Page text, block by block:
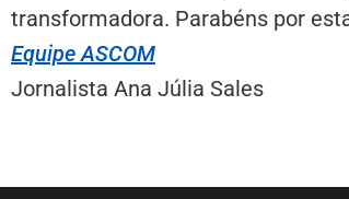
transformadora. Parabéns por
Equipe ASCOM
Jornalista Ana Júlia Sales